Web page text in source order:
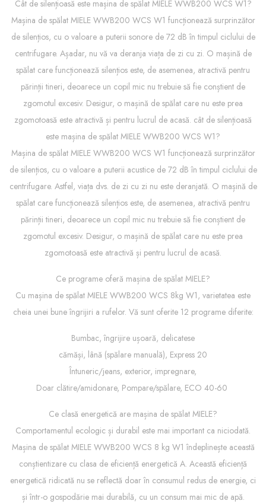
Cât de silențioasă este mașina de spălat MIELE WWB200 WCS W1?
Mașina de spălat MIELE WWB200 WCS W1 funcționează surprinzător
de silențios, cu o valoare a puterii sonore de 72 dB în timpul ciclului de
centrifugare. Așadar, nu vă va deranja viața de zi cu zi. O mașină de
spălat care funcționează silențios este, de asemenea, atractivă pentru
părinții tineri, deoarece un copil mic nu trebuie să fie conștient de
zgomotul excesiv. Desigur, o mașină de spălat care nu este prea
zgomotoasă este atractivă și pentru lucrul de acasă. cât de silențioasă
este mașina de spălat MIELE WWB200 WCS W1?
Mașina de spălat MIELE WWB200 WCS W1 funcționează surprinzător
de silențios, cu o valoare a puterii acustice de 72 dB în timpul ciclului de
centrifugare. Astfel, viața dvs. de zi cu zi nu este deranjată. O mașină de
spălat care funcționează silențios este, de asemenea, atractivă pentru
părinții tineri, deoarece un copil mic nu trebuie să fie conștient de
zgomotul excesiv. Desigur, o mașină de spălat care nu este prea
zgomotoasă este atractivă și pentru lucrul de acasă.
Ce programe oferă mașina de spălat MIELE?
Cu mașina de spălat MIELE WWB200 WCS 8kg W1, varietatea este
cheia unei bune îngrijiri a rufelor. Vă sunt oferite 12 programe diferite:
Bumbac, îngrijire ușoară, delicatese
cămăși, lână (spălare manuală), Express 20
Întuneric/jeans, exterior, impregnare,
Doar clătire/amidonare, Pompare/spălare, ECO 40-60
Ce clasă energetică are mașina de spălat MIELE?
Comportamentul ecologic și durabil este mai important ca niciodată.
Mașina de spălat MIELE WWB200 WCS 8 kg W1 îndeplinește această
conștientizare cu clasa de eficiență energetică A. Această eficiență
energetică ridicată nu se reflectă doar în consumul redus de energie, ci
și într-o gospodărie mai durabilă, cu un consum mai mic de apă.